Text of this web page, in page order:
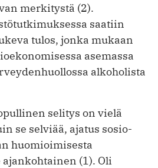
merkitystä (2).
saatiin
tulos, jonka mukaan
asemassa
alkoholista
selitys on vielä
se selviää, ajatus sosio­
huomioimisesta
(1). Oli